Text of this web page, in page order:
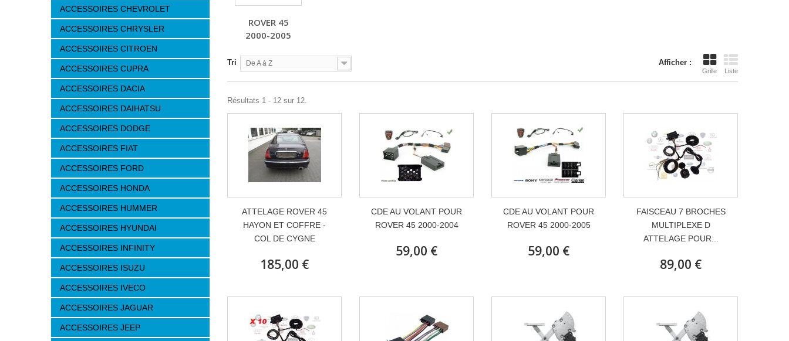
ACCESSOIRES CHEVROLET
ACCESSOIRES CHRYSLER
ACCESSOIRES CITROEN
ACCESSOIRES CUPRA
ACCESSOIRES DACIA
ACCESSOIRES DAIHATSU
ACCESSOIRES DODGE
ACCESSOIRES FIAT
ACCESSOIRES FORD
ACCESSOIRES HONDA
ACCESSOIRES HUMMER
ACCESSOIRES HYUNDAI
ACCESSOIRES INFINITY
ACCESSOIRES ISUZU
ACCESSOIRES IVECO
ACCESSOIRES JAGUAR
ACCESSOIRES JEEP
ROVER 45
2000-2005
Afficher :
Grille Liste
Tri De A à Z
Résultats 1 - 12 sur 12.
ATTELAGE ROVER 45
HAYON ET COFFRE -
COL DE CYGNE
185,00 €
CDE AU VOLANT POUR
ROVER 45 2000-2004
59,00 €
CDE AU VOLANT POUR
ROVER 45 2000-2005
59,00 €
FAISCEAU 7 BROCHES
MULTIPLEXE D
ATTELAGE POUR...
89,00 €